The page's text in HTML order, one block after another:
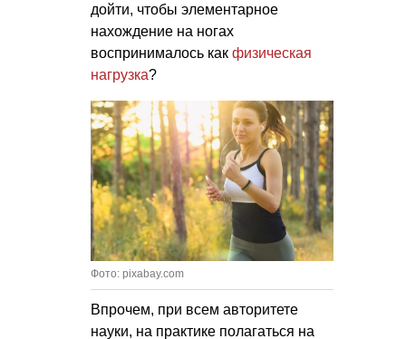
дойти, чтобы элементарное
нахождение на ногах
воспринималось как физическая
нагрузка?
Фото: pixabay.com
Впрочем, при всем авторитете
науки, на практике полагаться на